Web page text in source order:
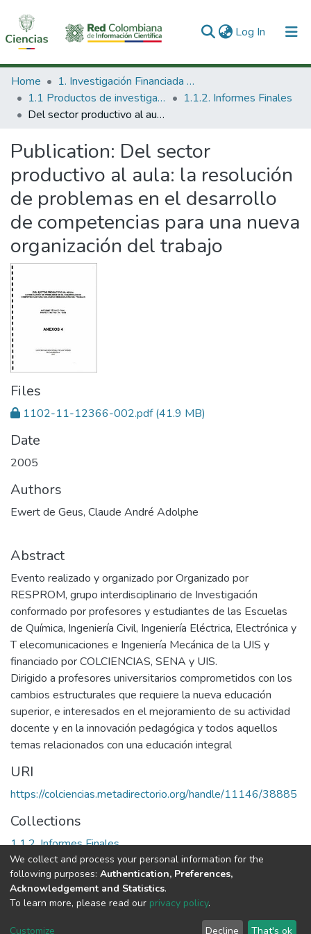
Log In (current)
Communities & Collections
All of DSpace
Home
1. Investigación Financiada con Recursos Públicos
1.1 Productos de investigación
1.1.2. Informes Finales
Del sector productivo al aula: la resolución de problemas en el desarrollo de competencias para una nueva organización del trabajo
Publication: Del sector
productivo al aula: la resolución
de problemas en el desarrollo
de competencias para una nueva
organización del trabajo
Files
1102-11-12366-002.pdf(41.9 MB)
Date
2005
Authors
Ewert de Geus, Claude André Adolphe
Abstract
Evento realizado y organizado por Organizado por
RESPROM, grupo interdisciplinario de Investigación
conformado por profesores y estudiantes de las Escuelas
de Química, Ingeniería Civil, Ingeniería Eléctrica, Electrónica y
T elecomunicaciones e Ingeniería Mecánica de la UIS y
financiado por COLCIENCIAS, SENA y UIS.
Dirigido a profesores universitarios comprometidos con los
cambios estructurales que requiere la nueva educación
superior, e interesados en el mejoramiento de su actividad
docente y en la innovación pedagógica y todos aquellos
temas relacionados con una educación integral
URI
https://colciencias.metadirectorio.org/handle/11146/38885
Collections
1.1.2. Informes Finales
Full item page
DSpace software copyright © 2002-2026
Cookie End User Send
We collect and process your personal information for the
following purposes: Authentication, Preferences,
Acknowledgement and Statistics.
To learn more, please read our privacy policy.
Customize Decline That's ok